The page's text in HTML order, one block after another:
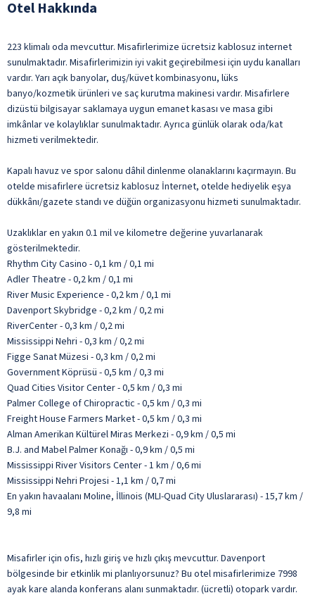
Otel Hakkında
223 klimalı oda mevcuttur. Misafirlerimize ücretsiz kablosuz internet
sunulmaktadır. Misafirlerimizin iyi vakit geçirebilmesi için uydu kanalları
vardır. Yarı açık banyolar, duş/küvet kombinasyonu, lüks
banyo/kozmetik ürünleri ve saç kurutma makinesi vardır. Misafirlere
dizüstü bilgisayar saklamaya uygun emanet kasası ve masa gibi
imkânlar ve kolaylıklar sunulmaktadır. Ayrıca günlük olarak oda/kat
hizmeti verilmektedir.
Kapalı havuz ve spor salonu dâhil dinlenme olanaklarını kaçırmayın. Bu
otelde misafirlere ücretsiz kablosuz İnternet, otelde hediyelik eşya
dükkânı/gazete standı ve düğün organizasyonu hizmeti sunulmaktadır.
Uzaklıklar en yakın 0.1 mil ve kilometre değerine yuvarlanarak
gösterilmektedir.
Rhythm City Casino - 0,1 km / 0,1 mi
Adler Theatre - 0,2 km / 0,1 mi
River Music Experience - 0,2 km / 0,1 mi
Davenport Skybridge - 0,2 km / 0,2 mi
RiverCenter - 0,3 km / 0,2 mi
Mississippi Nehri - 0,3 km / 0,2 mi
Figge Sanat Müzesi - 0,3 km / 0,2 mi
Government Köprüsü - 0,5 km / 0,3 mi
Quad Cities Visitor Center - 0,5 km / 0,3 mi
Palmer College of Chiropractic - 0,5 km / 0,3 mi
Freight House Farmers Market - 0,5 km / 0,3 mi
Alman Amerikan Kültürel Miras Merkezi - 0,9 km / 0,5 mi
B.J. and Mabel Palmer Konağı - 0,9 km / 0,5 mi
Mississippi River Visitors Center - 1 km / 0,6 mi
Mississippi Nehri Projesi - 1,1 km / 0,7 mi
En yakın havaalanı Moline, İllinois (MLI-Quad City Uluslararası) - 15,7 km /
9,8 mi
Misafirler için ofis, hızlı giriş ve hızlı çıkış mevcuttur. Davenport
bölgesinde bir etkinlik mi planlıyorsunuz? Bu otel misafirlerimize 7998
ayak kare alanda konferans alanı sunmaktadır. (ücretli) otopark vardır.